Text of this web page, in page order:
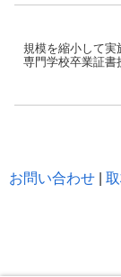
規模を縮小して
専門学校卒業証書
お問い合わせ